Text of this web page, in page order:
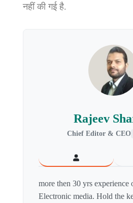
नहीं की गई है.
Rajeev
Chief Editor & CEO
more then 30 yrs experience
Electronic media. Hold the